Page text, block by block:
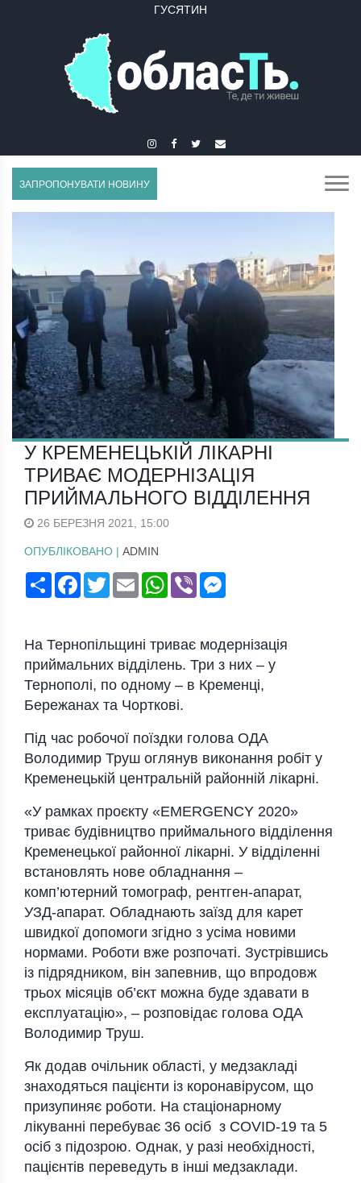
ГУСЯТИН
ЗАПРОПОНУВАТИ НОВИНУ
У КРЕМЕНЕЦЬКІЙ ЛІКАРНІ
ТРИВАЄ МОДЕРНІЗАЦІЯ
ПРИЙМАЛЬНОГО ВІДДІЛЕННЯ
26 БЕРЕЗНЯ 2021, 15:00
ОПУБЛІКОВАНО | ADMIN
ПоширитиFacebook
TwitterEmail WhatsApp
Viber
На Тернопільщині триває модернізація
приймальних відділень. Три з них – у
Тернополі, по одному – в Кременці,
Бережанах та Чорткові.
Під час робочої поїздки голова ОДА
Володимир Труш оглянув виконання робіт у
Кременецькій центральній районній лікарні.
«У рамках проєкту «EMERGENCY 2020»
триває будівництво приймального відділення
Кременецької районної лікарні. У відділенні
встановлять нове обладнання –
комп’ютерний томограф, рентген-апарат,
УЗД-апарат. Обладнають заїзд для карет
швидкої допомоги згідно з усіма новими
нормами. Роботи вже розпочаті. Зустрівшись
із підрядником, він запевнив, що впродовж
трьох місяців об’єкт можна буде здавати в
експлуатацію», – розповідає голова ОДА
Володимир Труш.
Як додав очільник області, у медзакладі
знаходяться пацієнти із коронавірусом, що
призупиняє роботи. На стаціонарному
лікуванні перебуває 36 осіб з COVID-19 та 5
осіб з підозрою. Однак, у разі необхідності,
пацієнтів переведуть в інші медзаклади.